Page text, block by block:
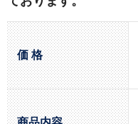
価 格